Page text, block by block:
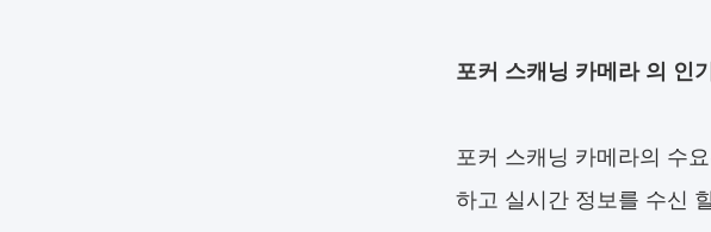
포커 스캐닝 카메라 의 인
포커 스캐닝 카메라의 수
하고 실시간 정보를 수신